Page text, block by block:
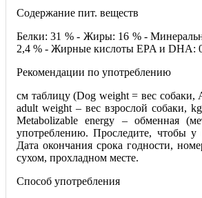
Содержание пит. веществ
Белки: 31 % - Жиры: 16 % -
2,4 % - Жирные кислоты EPA и DHA:
Рекомендации по употреблению
см таблицу (Dog weight = вес собаки,
adult weight – вес взрослой собаки,
Metabolizable energy – обменная
употреблению. Проследите, чтобы
Дата окончания срока годности,
сухом, прохладном месте.
Способ употребления